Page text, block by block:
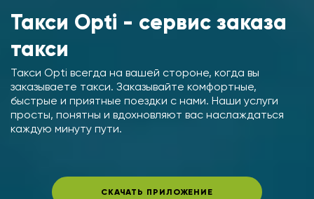
Такси Opti - сервис заказа
такси
Такси Opti всегда на вашей стороне, когда вы
заказываете такси. Заказывайте комфортные,
быстрые и приятные поездки с нами. Наши услуги
просты, понятны и вдохновляют вас наслаждаться
каждую минуту пути.
СКАЧАТЬ ПРИЛОЖЕНИЕ